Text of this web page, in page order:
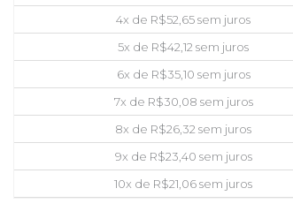
4x de R$52,65sem juros
5x de R$42,12 sem juros
6x de R$35,10 sem juros
7x de R$30,08 sem juros
8x de R$26,32 sem juros
9x de R$23,40 sem juros
10x de R$21,06sem juros